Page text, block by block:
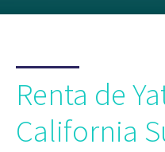
Renta de
California